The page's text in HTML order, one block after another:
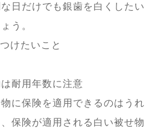
日だけでも銀歯を白くしたい
う。
けたいこと
耐用年数に注意
に保険を適用できるのはうれ
保険が適用される白い被せ物